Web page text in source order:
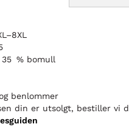
35 % bomull
benlommer
din er utsolgt, bestiller vi